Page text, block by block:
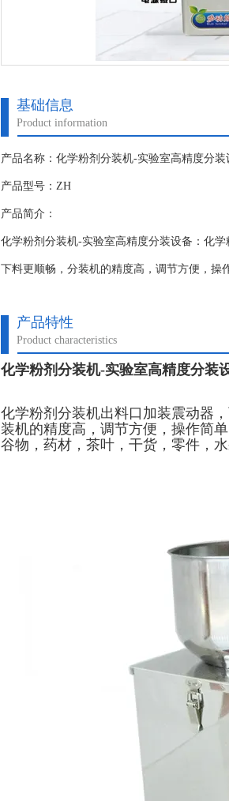
基础信息
Product information
产品名称：化学粉剂分装机-实验室高精度分装
产品型号：ZH
产品简介：
化学粉剂分装机-实验室高精度分装设备：化
下料更顺畅，分装机的精度高，调节方便，操
产品特性
Product characteristics
化学粉剂分装机-实验室高精度分装
化学粉剂分装机出料口加装震动器
装机的精度高，调节方便，操作简
谷物，药材，茶叶，干货，零件，